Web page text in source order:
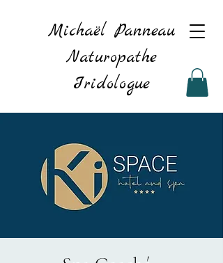
Michaël Panneau
Naturopathe
Iridologue